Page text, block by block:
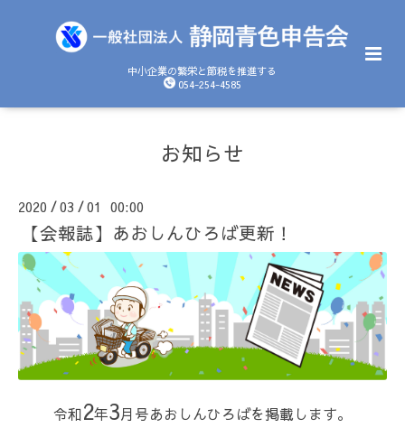
中小企業の繁栄と節税を推進する
054-254-4585
お知らせ
2020 /03 /01 00:00
【会報誌】あおしんひろば更新！
令和2年3月号あおしんひろばを掲載します。